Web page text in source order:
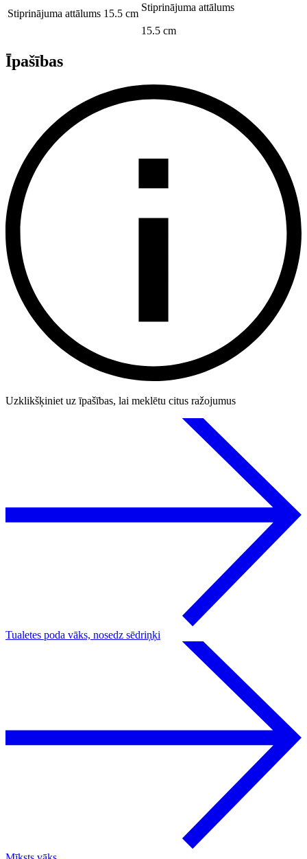
Stiprinājuma attālums 15.5 cm
Stiprinājuma attālums
15.5 cm
Īpašības
Uzklikšķiniet uz īpašības, lai meklētu citus ražojumus
Tualetes poda vāks, nosedz sēdriņķi